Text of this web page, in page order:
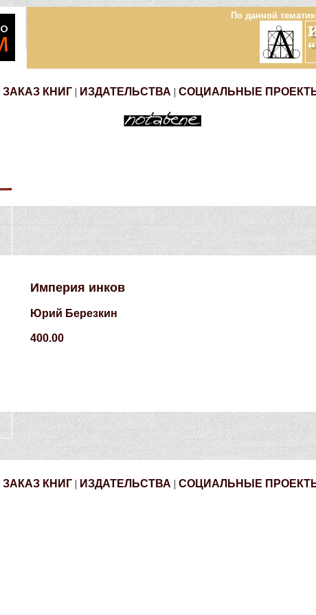
По данной
ЗАКАЗ КНИГ | ИЗДАТЕЛЬСТВА | СОЦИАЛЬНЫЕ
Империя инков
Юрий Березкин
400.00
ЗАКАЗ КНИГ | ИЗДАТЕЛЬСТВА | СОЦИАЛЬНЫЕ